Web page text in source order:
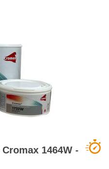
/ RIFINITURA
CARROZZERIA
Cromax 1464W -